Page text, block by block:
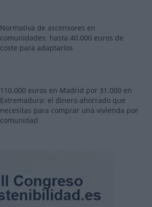
Normativa de ascensores en
comunidades: hasta 40.000 euros de
coste para adaptarlos
110.000 euros en Madrid por 31.000 en
Extremadura: el dinero ahorrado que
necesitas para comprar una vivienda por
comunidad